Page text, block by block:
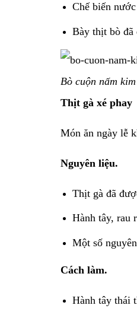
Chế biến
Bày thịt bò đã
Bò cuộn nấm
Thịt gà xé phay
Món ăn ngày lễ
Nguyên liệu.
Thịt gà đã
Hành tây, rau
Một số
Cách làm.
Hành tây thái